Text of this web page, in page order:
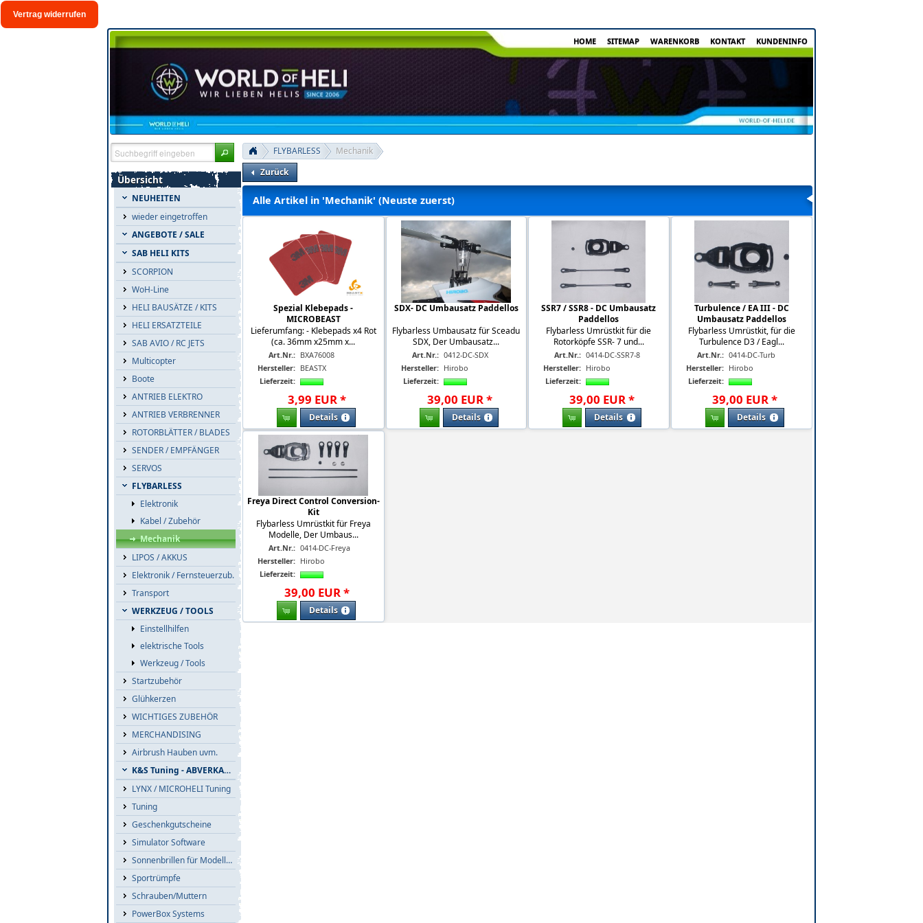
Vertrag widerrufen
HOME SITEMAP WARENKORB KONTAKT KUNDENINFO
Übersicht
NEUHEITEN
wieder eingetroffen
ANGEBOTE / SALE
SAB HELI KITS
SCORPION
WoH-Line
HELI BAUSÄTZE / KITS
HELI ERSATZTEILE
SAB AVIO / RC JETS
Multicopter
Boote
ANTRIEB ELEKTRO
ANTRIEB VERBRENNER
ROTORBLÄTTER / BLADES
SENDER / EMPFÄNGER
SERVOS
FLYBARLESS
Elektronik
Kabel / Zubehör
Mechanik
LIPOS / AKKUS
Elektronik / Fernsteuerzub.
Transport
WERKZEUG / TOOLS
Einstellhilfen
elektrische Tools
Werkzeug / Tools
Startzubehör
Glühkerzen
WICHTIGES ZUBEHÖR
MERCHANDISING
Airbrush Hauben uvm.
K&S Tuning - ABVERKAUF
LYNX / MICROHELI Tuning
Tuning
Geschenkgutscheine
Simulator Software
Sonnenbrillen für Modellflieger
Sportrümpfe
Schrauben/Muttern
PowerBox Systems
FLYBARLESS
Mechanik
Zurück
Alle Artikel in 'Mechanik' (Neuste zuerst)
Spezial Klebepads -
MICROBEAST
Lieferumfang: - Klebepads x4 Rot
(ca. 36mm x25mm x...
Art.Nr.: BXA76008
Hersteller: BEASTX
Lieferzeit:
3,99 EUR*
Details
SDX- DC Umbausatz Paddellos
Flybarless Umbausatz für Sceadu
SDX, Der Umbausatz...
Art.Nr.: 0412-DC-SDX
Hersteller: Hirobo
Lieferzeit:
39,00 EUR*
Details
SSR7 / SSR8 - DC Umbausatz
Paddellos
Flybarless Umrüstkit für die
Rotorköpfe SSR- 7 und...
Art.Nr.: 0414-DC-SSR7-8
Hersteller: Hirobo
Lieferzeit:
39,00 EUR*
Details
Turbulence / EA III - DC
Umbausatz Paddellos
Flybarless Umrüstkit, für die
Turbulence D3 / Eagl...
Art.Nr.: 0414-DC-Turb
Hersteller: Hirobo
Lieferzeit:
39,00 EUR*
Details
Freya Direct Control Conversion-
Kit
Flybarless Umrüstkit für Freya
Modelle, Der Umbaus...
Art.Nr.: 0414-DC-Freya
Hersteller: Hirobo
Lieferzeit:
39,00 EUR*
Details